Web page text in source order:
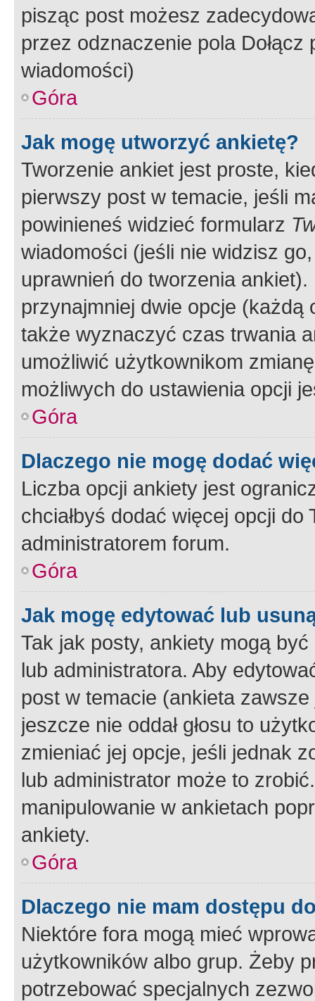
pisząc post możesz
przez odznaczenie pola
wiadomości)
Góra
Jak mogę utworzyć ankietę?
Tworzenie ankiet jest proste,
pierwszy post w temacie, jeśli
powinieneś widzieć formularz
wiadomości (jeśli nie widzisz
uprawnień do tworzenia
przynajmniej dwie opcje
także wyznaczyć czas trwania
umożliwić użytkownikom
możliwych do ustawienia opcji
Góra
Dlaczego nie mogę dodać
Liczba opcji ankiety jest
chciałbyś dodać więcej opcji
administratorem forum.
Góra
Jak mogę edytować lub
Tak jak posty, ankiety mogą
lub administratora. Aby
post w temacie (ankieta
jeszcze nie oddał głosu to
zmieniać jej opcje, jeśli jednak
lub administrator może to
manipulowanie w ankietach
ankiety.
Góra
Dlaczego nie mam dostępu
Niektóre fora mogą mieć
użytkowników albo grup. Żeby
potrzebować specjalnych